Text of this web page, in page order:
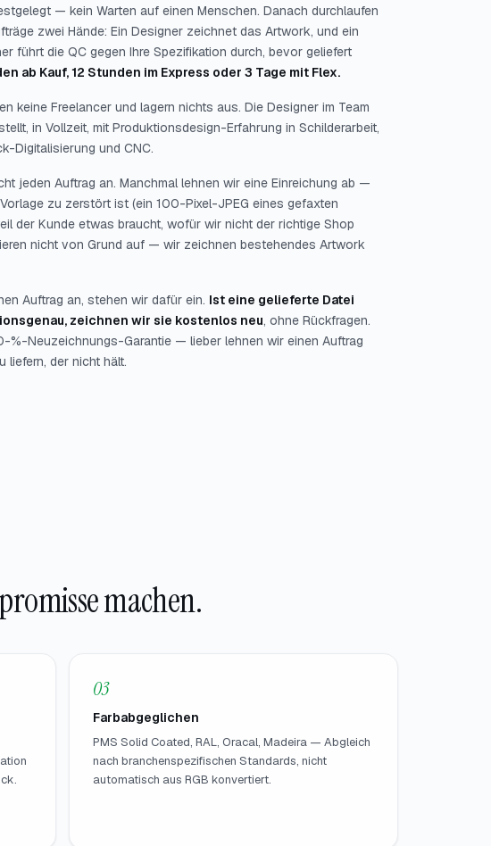
— kein Warten auf einen Menschen. Danach durchlaufen
zwei Hände: Ein Designer zeichnet das Artwork, und ein
führt die QC gegen Ihre Spezifikation durch, bevor geliefert
ab Kauf, 12 Stunden im Express oder 3 Tage mit Flex.
keine Freelancer und lagern nichts aus. Die Designer im Team
in Vollzeit, mit Produktionsdesign-Erfahrung in Schilderarbeit,
Digitalisierung und CNC.
jeden Auftrag an. Manchmal lehnen wir eine Einreichung ab —
zu zerstört ist (ein 100-Pixel-JPEG eines gefaxten
der Kunde etwas braucht, wofür wir nicht der richtige Shop
nicht von Grund auf — wir zeichnen bestehendes Artwork
Auftrag an, stehen wir dafür ein. Ist eine gelieferte Datei
zeichnen wir sie kostenlos neu, ohne Rückfragen.
%-Neuzeichnungs-Garantie — lieber lehnen wir einen Auftrag
liefern, der nicht hält.
machen.
03
Farbabgeglichen
PMS Solid Coated, RAL, Oracal, Madeira — Abgleich
nach branchenspezifischen Standards, nicht
automatisch aus RGB konvertiert.